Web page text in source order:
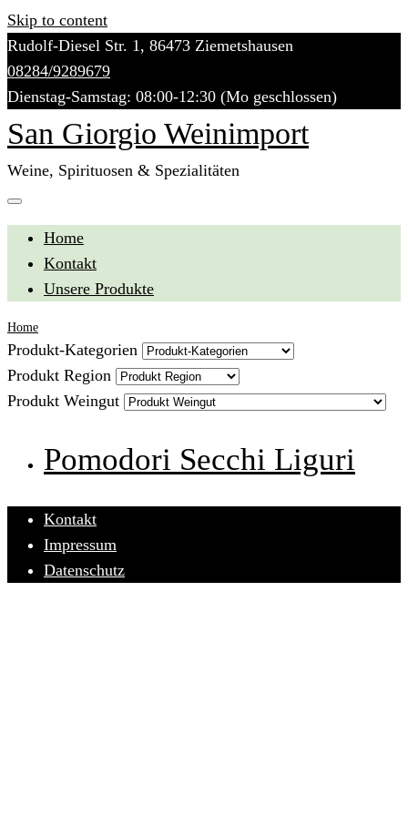
Skip to content
Rudolf-Diesel Str. 1, 86473 Ziemetshausen
08284/9289679
Dienstag-Samstag: 08:00-12:30 (Mo geschlossen)
San Giorgio Weinimport
Weine, Spirituosen & Spezialitäten
Home
Kontakt
Unsere Produkte
Home
Produkt-Kategorien
Produkt Region
Produkt Weingut
Pomodori Secchi Liguri
Kontakt
Impressum
Datenschutz